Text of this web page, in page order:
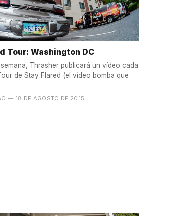
Tour: Washington DC
Thrasher publicará un vídeo cada
de Stay Flared (el vídeo bomba que
— 18 DE AGOSTO DE 2015